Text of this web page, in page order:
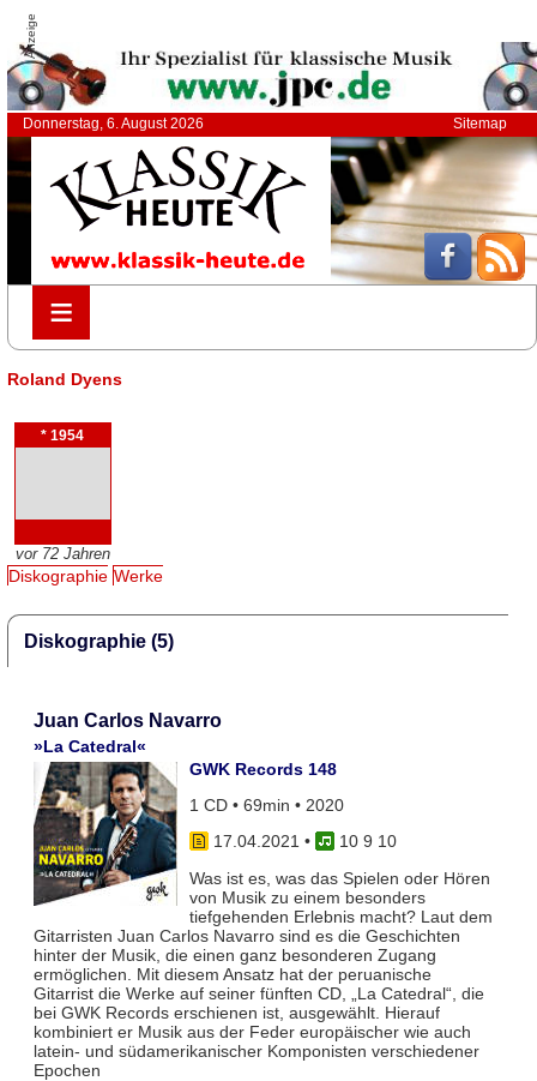
Anzeige
Donnerstag, 6. August 2026 Sitemap
≡
≡
Roland Dyens
* 1954
vor 72 Jahren
Diskographie Werke
Diskographie (5)
Juan Carlos Navarro
»La Catedral«
GWK Records 148
1 CD • 69min • 2020
17.04.2021 •
10 9 10
Was ist es, was das Spielen oder Hören
von Musik zu einem besonders
tiefgehenden Erlebnis macht? Laut dem
Gitarristen Juan Carlos Navarro sind es die Geschichten
hinter der Musik, die einen ganz besonderen Zugang
ermöglichen. Mit diesem Ansatz hat der peruanische
Gitarrist die Werke auf seiner fünften CD, „La Catedral“, die
bei GWK Records erschienen ist, ausgewählt. Hierauf
kombiniert er Musik aus der Feder europäischer wie auch
latein- und südamerikanischer Komponisten verschiedener
Epochen